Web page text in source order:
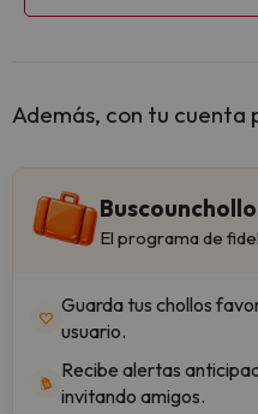
Además, con tu cuenta
El programa de
Guarda tus chollos
usuario.
Recibe alertas
invitando amigos.